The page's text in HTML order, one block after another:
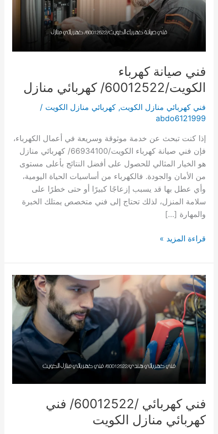
فني صيانة كهرباء
الكويت/60012522/ كهربائي منازل
فني كهربائي منازل الكويت, كهربائي منازل الكويت /
abdo6121999
إذا كنت تبحث عن خدمة موثوقة وسريعة في أعمال الكهرباء،
فإن فني صيانة كهرباء الكويت/66934100/ كهربائي منازل
هو الخيار المثالي للحصول على أفضل النتائج بأعلى مستوى
من الأمان والجودة. فالكهرباء من أساسيات الحياة اليومية،
وأي عطل بها قد يسبب إزعاجًا كبيرًا أو حتى خطرًا على
سلامة المنزل، لذلك تحتاج إلى فني متخصص يمتلك الخبرة
والمهارة […]
فني
كهرباء
الكويت/60012522/
كهربائي
منازل
قراءة المزيد »
فني كهربائي /60012522/ فني
كهربائي منازل الكويت